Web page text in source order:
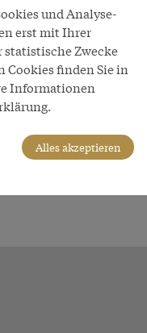
und Analyse-
erst mit Ihrer
Zwecke
Cookies finden Sie in
Informationen
Alles akzeptieren